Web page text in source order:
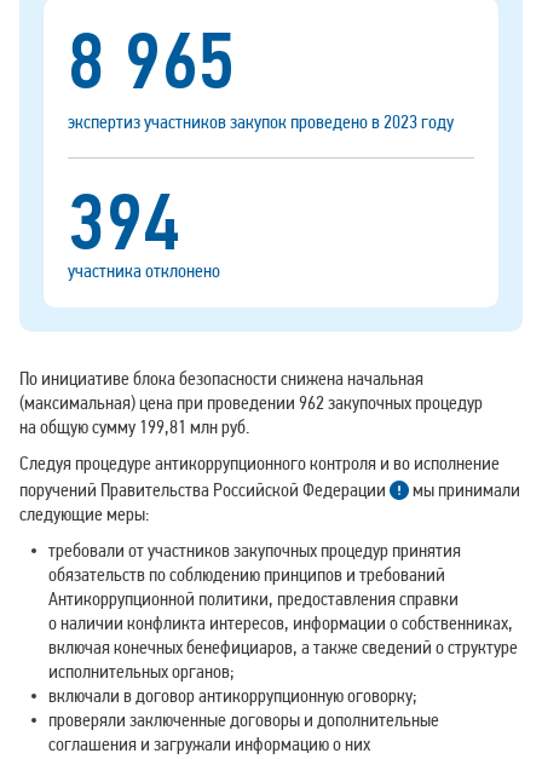
8 965
экспертиз участников закупок проведено в 2023 году
394
участника отклонено
По инициативе блока безопасности снижена начальная
(максимальная) цена при проведении 962 закупочных процедур
на общую сумму 199,81 млн руб.
Следуя процедуре антикоррупционного контроля и во исполнение
поручений Правительства Российской Федерации
мы принимали
следующие меры:
требовали от участников закупочных процедур принятия
обязательств по соблюдению принципов и требований
Антикоррупционной политики, предоставления справки
о наличии конфликта интересов, информации о собственниках,
включая конечных бенефициаров, а также сведений о структуре
исполнительных органов;
включали в договор антикоррупционную оговорку;
проверяли заключенные договоры и дополнительные
соглашения и загружали информацию о них